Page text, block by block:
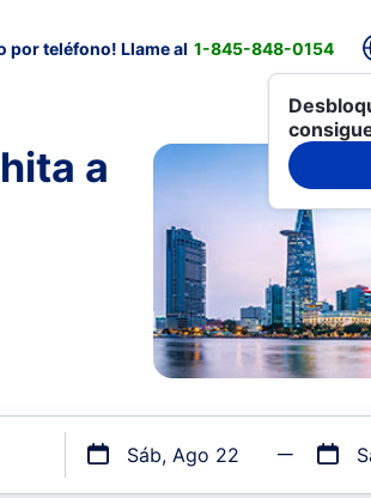
por teléfono! Llame al 1-845-848-0154
a
Sáb, Ago 22